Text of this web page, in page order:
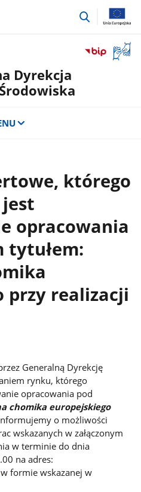
przejdź
okno
Dyrekcja
którego
opracowania
tytułem:
przy realizacji
Generalną Dyrekcję
rynku, którego
opracowania pod
chomika europejskiego
o możliwości
wskazanych w załączonym
w terminie do dnia
na adres:
w formie wskazanej w